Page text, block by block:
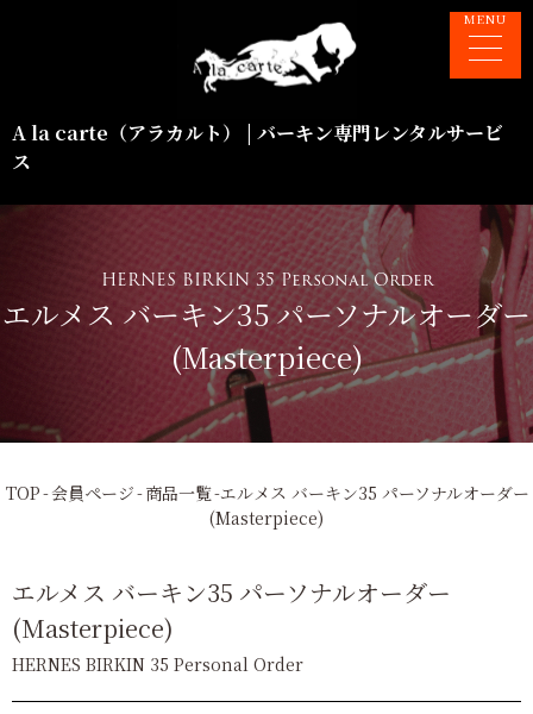
A la carte（アラカルト） | バーキン専門レンタルサービ
ス
HERNES BIRKIN 35 Personal Order
エルメス バーキン35 パーソナルオーダー
(Masterpiece)
TOP-会員ページ-商品一覧-エルメス バーキン35 パーソナルオーダー
(Masterpiece)
エルメス バーキン35 パーソナルオーダー
(Masterpiece)
HERNES BIRKIN 35 Personal Order